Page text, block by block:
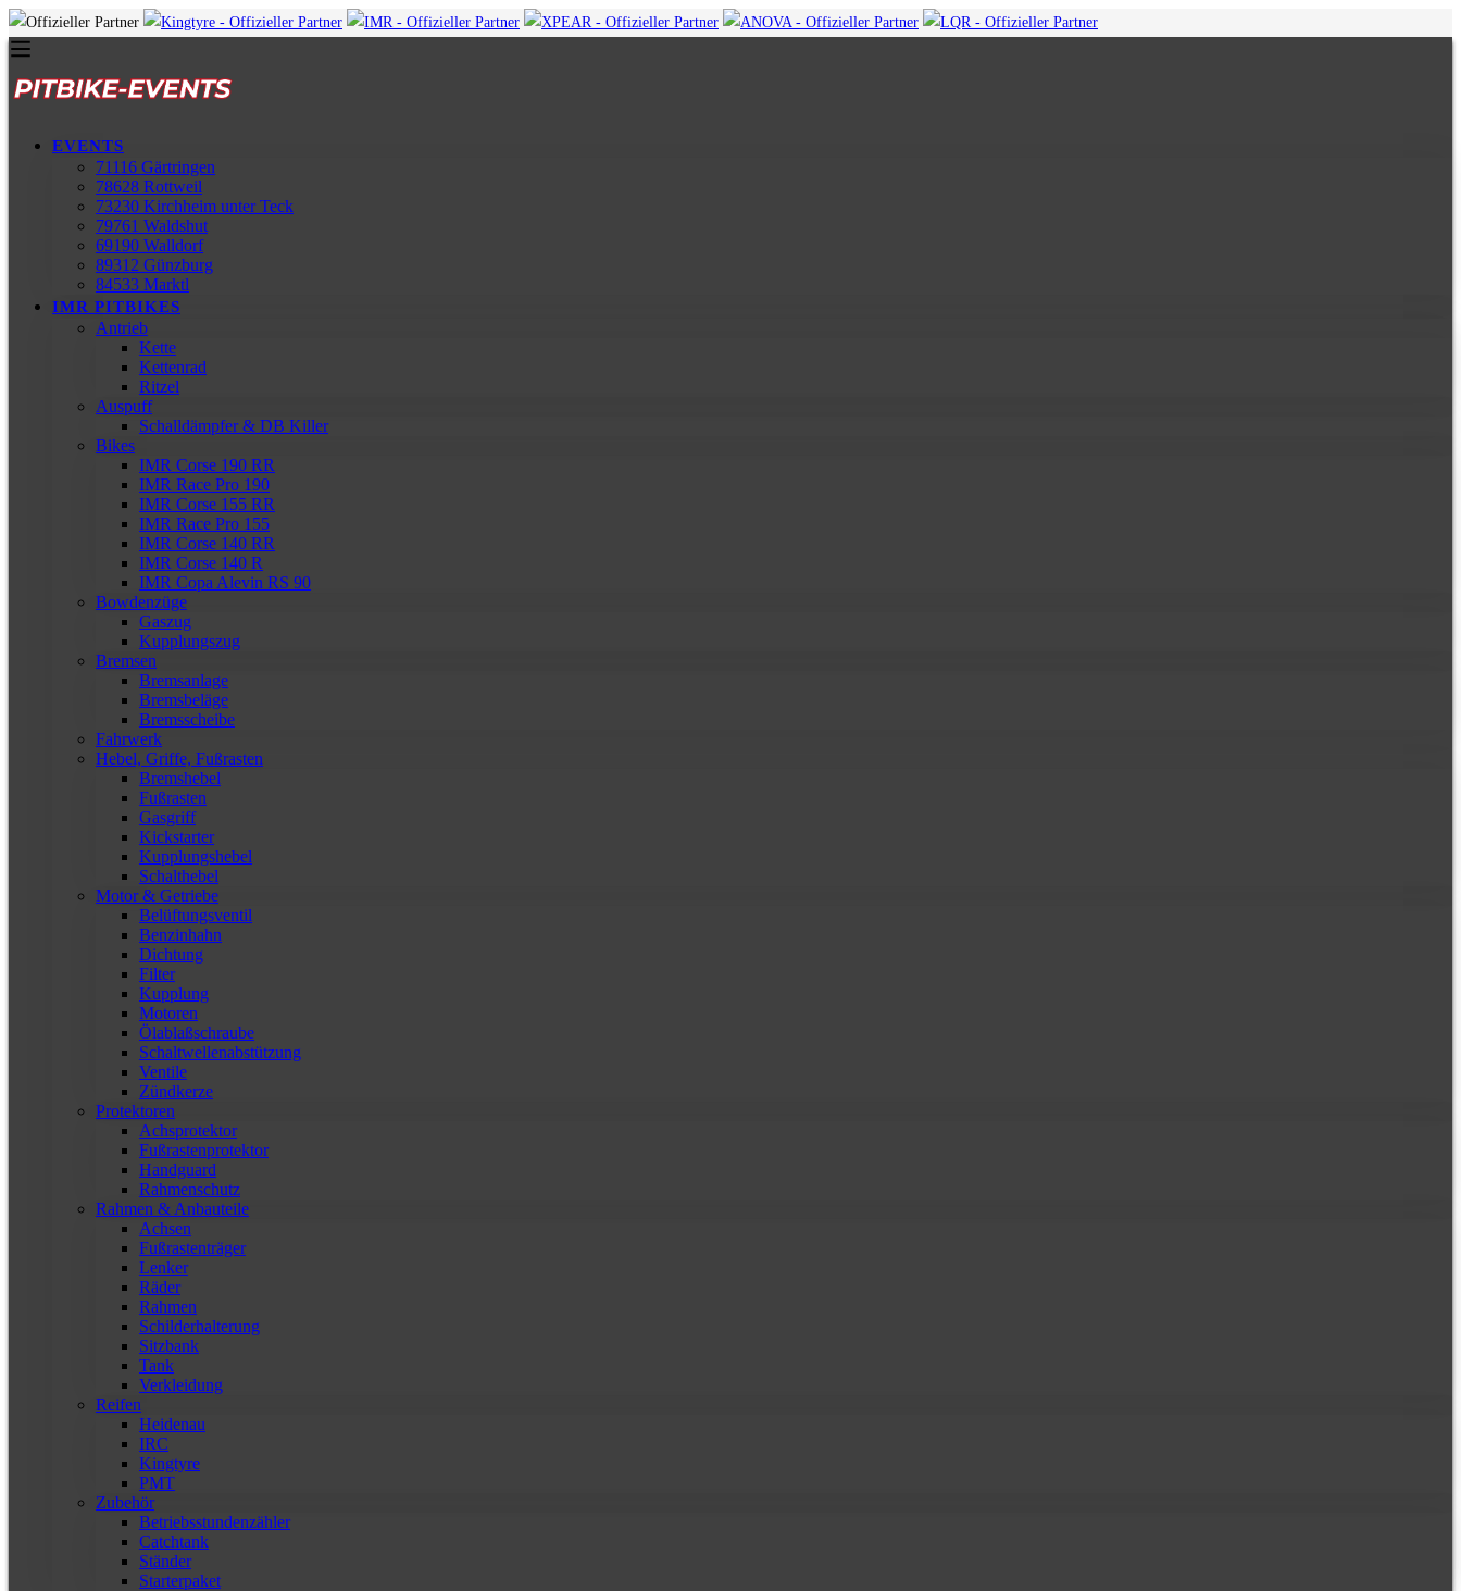
EVENTS
71116 Gärtringen
78628 Rottweil
73230 Kirchheim unter Teck
79761 Waldshut
69190 Walldorf
89312 Günzburg
84533 Marktl
IMR PITBIKES
Antrieb
Kette
Kettenrad
Ritzel
Auspuff
Schalldämpfer & DB Killer
Bikes
IMR Corse 190 RR
IMR Race Pro 190
IMR Corse 155 RR
IMR Race Pro 155
IMR Corse 140 RR
IMR Corse 140 R
IMR Copa Alevin RS 90
Bowdenzüge
Gaszug
Kupplungszug
Bremsen
Bremsanlage
Bremsbeläge
Bremsscheibe
Fahrwerk
Hebel, Griffe, Fußrasten
Bremshebel
Fußrasten
Gasgriff
Kickstarter
Kupplungshebel
Schalthebel
Motor & Getriebe
Belüftungsventil
Benzinhahn
Dichtung
Filter
Kupplung
Motoren
Ölablaßschraube
Schaltwellenabstützung
Ventile
Zündkerze
Protektoren
Achsprotektor
Fußrastenprotektor
Handguard
Rahmenschutz
Rahmen & Anbauteile
Achsen
Fußrastenträger
Lenker
Räder
Rahmen
Schilderhalterung
Sitzbank
Tank
Verkleidung
Reifen
Heidenau
IRC
Kingtyre
PMT
Zubehör
Betriebsstundenzähler
Catchtank
Ständer
Starterpaket